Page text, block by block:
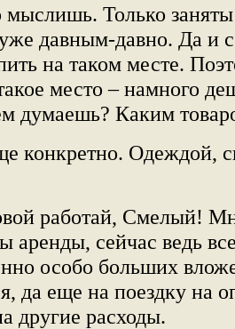
Только заняты
давным-давно. Да и
на таком месте.
место – намного
думаешь? Каким
конкретно. Одеждой,
работай, Смелый!
аренды, сейчас ведь
особо больших
да еще на поездку на
другие расходы.